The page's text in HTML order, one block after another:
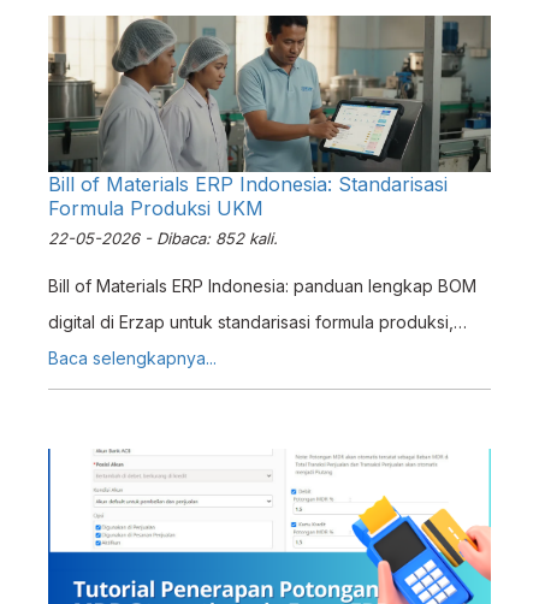
Bill of Materials ERP Indonesia: Standarisasi
Formula Produksi UKM
22-05-2026 - Dibaca: 852 kali.
Bill of Materials ERP Indonesia: panduan lengkap BOM
digital di Erzap untuk standarisasi formula produksi,
kalkulasi HPP akurat, dan efisiensi manufaktur UKM.
Baca selengkapnya...